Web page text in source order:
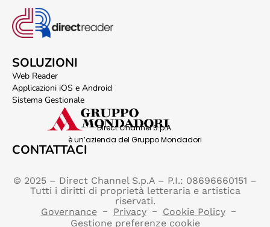
SOLUZIONI
Web Reader
Applicazioni iOS e Android
Sistema Gestionale
Direct Channel S.p.A.
è un’azienda del Gruppo Mondadori
CONTATTACI
© 2025 – Direct Channel S.p.A – P.I.: 08696660151 –
Tutti i diritti di proprietà letteraria e artistica
riservati.
Governance
Privacy
Cookie Policy
Gestione preferenze cookie